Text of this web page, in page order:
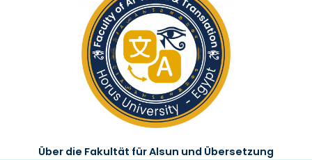
Über die Fakultät für Alsun und Übersetzung